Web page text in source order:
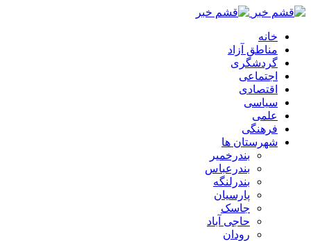
خانه
مناطق آزاد
گردشگری
اجتماعی
اقتصادی
سیاسی
علمی
فرهنگی
شهرستان ها
بندرخمیر
بندرعباس
بندرلنگه
پارسیان
جاسک
حاجی آباد
رودان